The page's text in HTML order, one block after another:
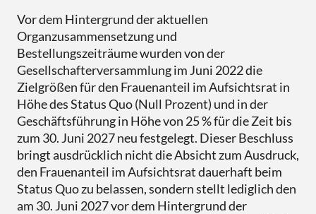
Vor dem Hintergrund der aktuellen
Organzusammensetzung und
Bestellungszeiträume wurden von der
Gesellschafterversammlung im Juni 2022 die
Zielgrößen für den Frauenanteil im Aufsichtsrat in
Höhe des Status Quo (Null Prozent) und in der
Geschäftsführung in Höhe von 25 % für die Zeit bis
zum 30. Juni 2027 neu festgelegt. Dieser Beschluss
bringt ausdrücklich nicht die Absicht zum Ausdruck,
den Frauenanteil im Aufsichtsrat dauerhaft beim
Status Quo zu belassen, sondern stellt lediglich den
am 30. Juni 2027 vor dem Hintergrund der